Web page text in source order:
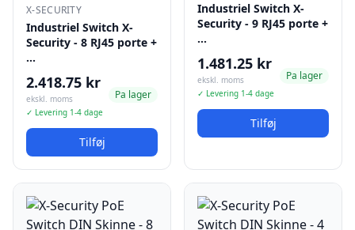
X-SECURITY
Industriel Switch X-
Security - 8 RJ45 porte +
…
2.418.75 kr
ekskl. moms
✓ Levering 1-4 dage
Pa lager
Tilføj
Industriel Switch X-
Security - 9 RJ45 porte +
…
1.481.25 kr
ekskl. moms
✓ Levering 1-4 dage
Pa lager
Tilføj